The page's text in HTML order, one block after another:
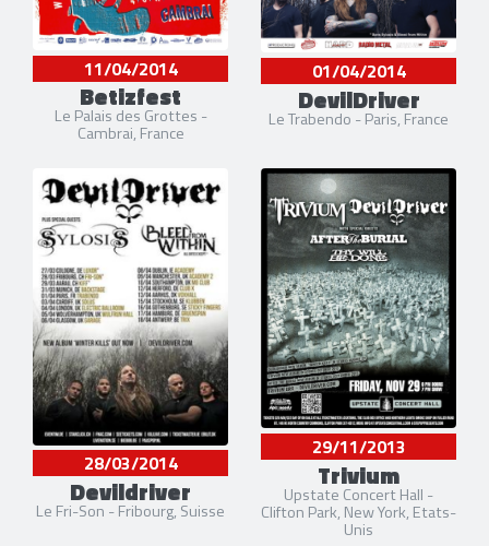
11/04/2014
Betizfest
Le Palais des Grottes -
Cambrai, France
01/04/2014
DevilDriver
Le Trabendo - Paris, France
28/03/2014
Devildriver
Le Fri-Son - Fribourg, Suisse
29/11/2013
Trivium
Upstate Concert Hall -
Clifton Park, New York, Etats-
Unis